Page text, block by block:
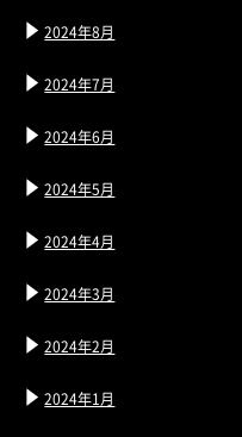
2024年8月
2024年7月
2024年6月
2024年5月
2024年4月
2024年3月
2024年2月
2024年1月